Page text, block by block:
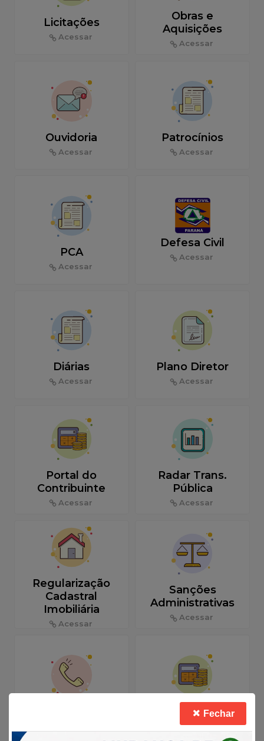
Fechar
Licitações
Acessar
Obras e
Aquisições
Acessar
Ouvidoria
Acessar
Patrocínios
Acessar
PCA
Acessar
Defesa Civil
Acessar
Diárias
Acessar
Plano Diretor
Acessar
Portal do
Contribuinte
Acessar
Radar Trans.
Pública
Acessar
Regularização
Cadastral
Imobiliária
Acessar
Sanções
Administrativas
Acessar
Tributação
Acessar